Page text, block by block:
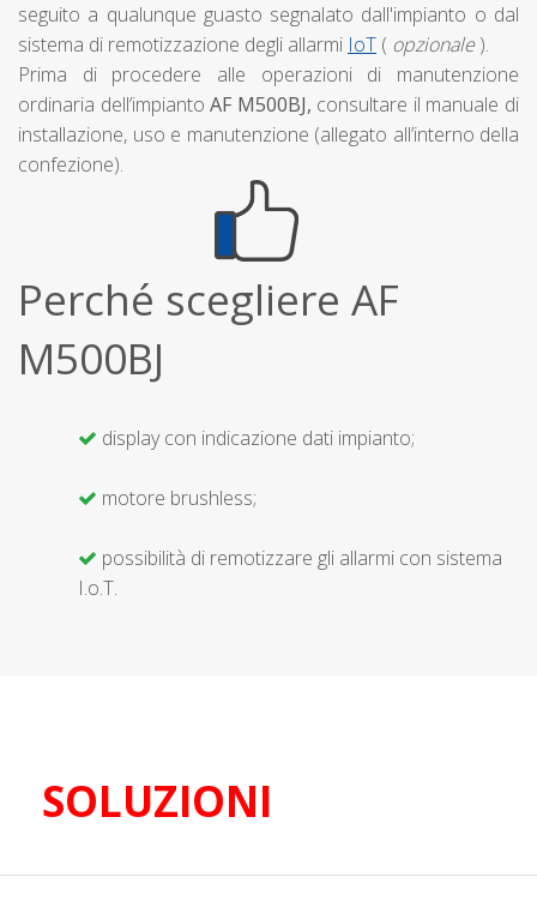
seguito a qualunque guasto segnalato dall'impianto o dal
sistema di remotizzazione degli allarmi IoT ( opzionale).
Prima di procedere alle operazioni di manutenzione
ordinaria dell’impiantoAF M500BJ, consultare il manuale di
installazione, uso e manutenzione (allegato all’interno della
confezione).
Perché scegliere AF
M500BJ
display con indicazione dati impianto;
motore brushless;
possibilità di remotizzare gli allarmi con sistema
I.o.T.
SOLUZIONI